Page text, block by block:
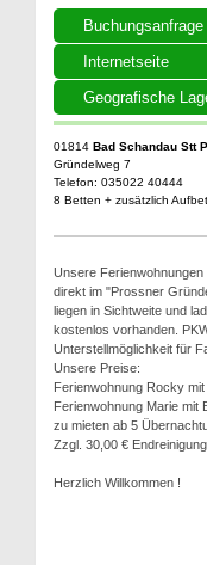
Buchungsanfrage
Internetseite
Geografische
01814 Bad Schandau Stt
Gründelweg 7
Telefon: 035022 40444
8 Betten + zusätzlich
Unsere
direkt im "Prossner
liegen in Sichtweite und
kostenlos vorhanden.
Unterstellmöglichkeit für
Unsere Preise:
Ferienwohnung Rocky
Ferienwohnung Marie mit
zu mieten ab 5
Zzgl. 30,00 €
Herzlich Willkommen !